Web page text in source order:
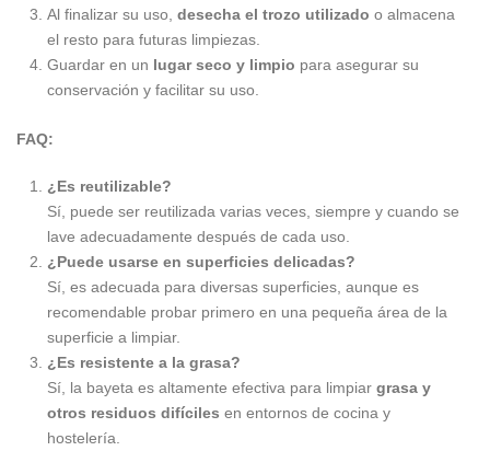
Al finalizar su uso, desecha el trozo utilizado o almacena
el resto para futuras limpiezas.
Guardar en un lugar seco y limpio para asegurar su
conservación y facilitar su uso.
FAQ:
¿Es reutilizable?
Sí, puede ser reutilizada varias veces, siempre y cuando se
lave adecuadamente después de cada uso.
¿Puede usarse en superficies delicadas?
Sí, es adecuada para diversas superficies, aunque es
recomendable probar primero en una pequeña área de la
superficie a limpiar.
¿Es resistente a la grasa?
Sí, la bayeta es altamente efectiva para limpiar grasa y
otros residuos difíciles en entornos de cocina y
hostelería.